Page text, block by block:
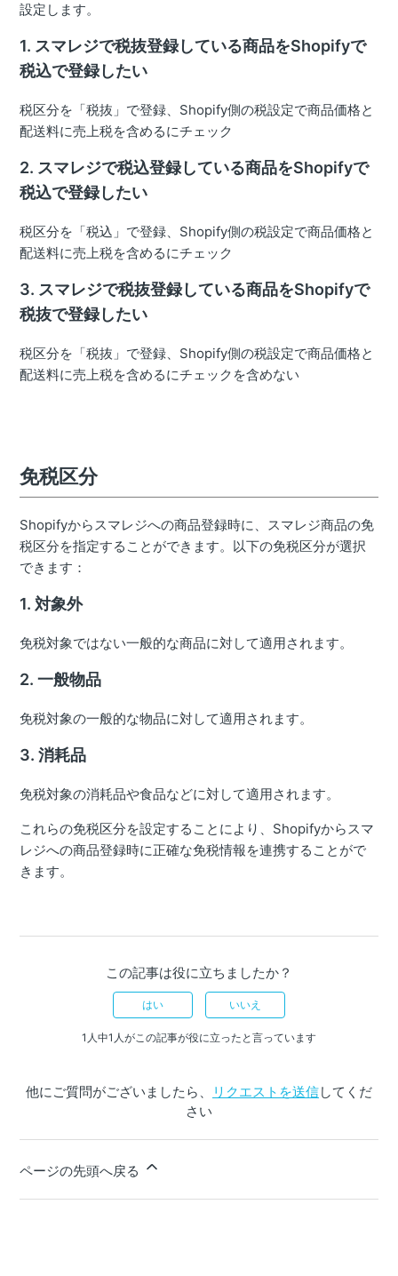
設定します。
1. スマレジで税抜登録している商品をShopifyで
税込で登録したい
税区分を「税抜」で登録、Shopify側の税設定で商品価格と
配送料に売上税を含めるにチェック
2. スマレジで税込登録している商品をShopifyで
税込で登録したい
税区分を「税込」で登録、Shopify側の税設定で商品価格と
配送料に売上税を含めるにチェック
3. スマレジで税抜登録している商品をShopifyで
税抜で登録したい
税区分を「税抜」で登録、Shopify側の税設定で商品価格と
配送料に売上税を含めるにチェックを含めない
免税区分
Shopifyからスマレジへの商品登録時に、スマレジ商品の免
税区分を指定することができます。以下の免税区分が選択
できます：
1. 対象外
免税対象ではない一般的な商品に対して適用されます。
2. 一般物品
免税対象の一般的な物品に対して適用されます。
3. 消耗品
免税対象の消耗品や食品などに対して適用されます。
これらの免税区分を設定することにより、Shopifyからスマ
レジへの商品登録時に正確な免税情報を連携することがで
きます。
この記事は役に立ちましたか？
はい いいえ
1人中1人がこの記事が役に立ったと言っています
他にご質問がございましたら、 リクエストを送信してくだ
さい
ページの先頭へ戻る